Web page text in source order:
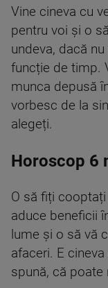
Vine cineva cu
pentru voi și o
undeva, dacă
funcție de timp.
munca depusă
vorbesc de la
alegeți.
Horoscop 6
O să fiți
aduce beneficii
lume și o să vă
afaceri. E
spună, că poate